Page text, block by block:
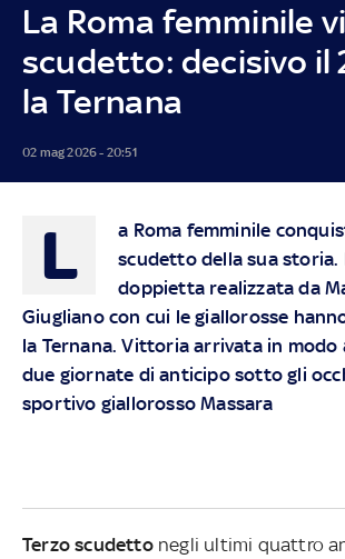
La Roma femminile
scudetto: decisivo il
la Ternana
02 mag 2026 - 20:51
L
a Roma femminile
scudetto della sua storia.
doppietta realizzata da
Giugliano con cui le giallorosse
la Ternana. Vittoria arrivata in
due giornate di anticipo sotto gli
sportivo giallorosso Massara
Terzo scudettonegli ultimi quattro